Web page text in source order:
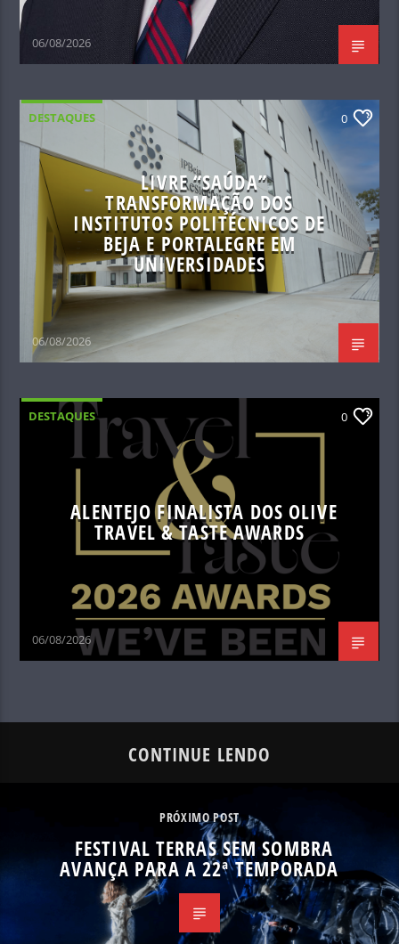
06/08/2026
DESTAQUES 0
LIVRE “SAÚDA”
TRANSFORMAÇÃO DOS
INSTITUTOS POLITÉCNICOS DE
BEJA E PORTALEGRE EM
UNIVERSIDADES
06/08/2026
DESTAQUES 0
ALENTEJO FINALISTA DOS OLIVE
TRAVEL & TASTE AWARDS
06/08/2026
CONTINUE LENDO
PRÓXIMO POST
FESTIVAL TERRAS SEM SOMBRA
AVANÇA PARA A 22ª TEMPORADA